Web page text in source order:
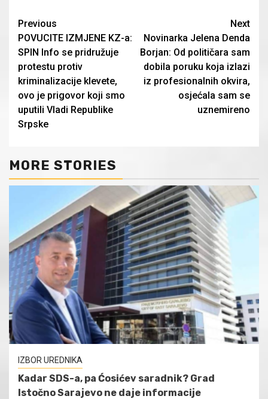
Continue
Reading
Previous
POVUCITE IZMJENE KZ-a:
SPIN Info se pridružuje
protestu protiv
kriminalizacije klevete,
ovo je prigovor koji smo
uputili Vladi Republike
Srpske
Next
Novinarka Jelena Denda
Borjan: Od političara sam
dobila poruku koja izlazi
iz profesionalnih okvira,
osjećala sam se
uznemireno
MORE STORIES
IZBOR UREDNIKA
Kadar SDS-a, pa Ćosićev saradnik? Grad
Istočno Sarajevo ne daje informacije